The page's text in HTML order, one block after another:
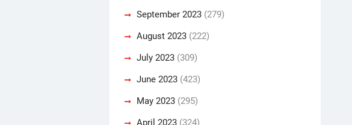
September 2023 (279)
August 2023 (222)
July 2023 (309)
June 2023 (423)
May 2023 (295)
April 2023 (324)